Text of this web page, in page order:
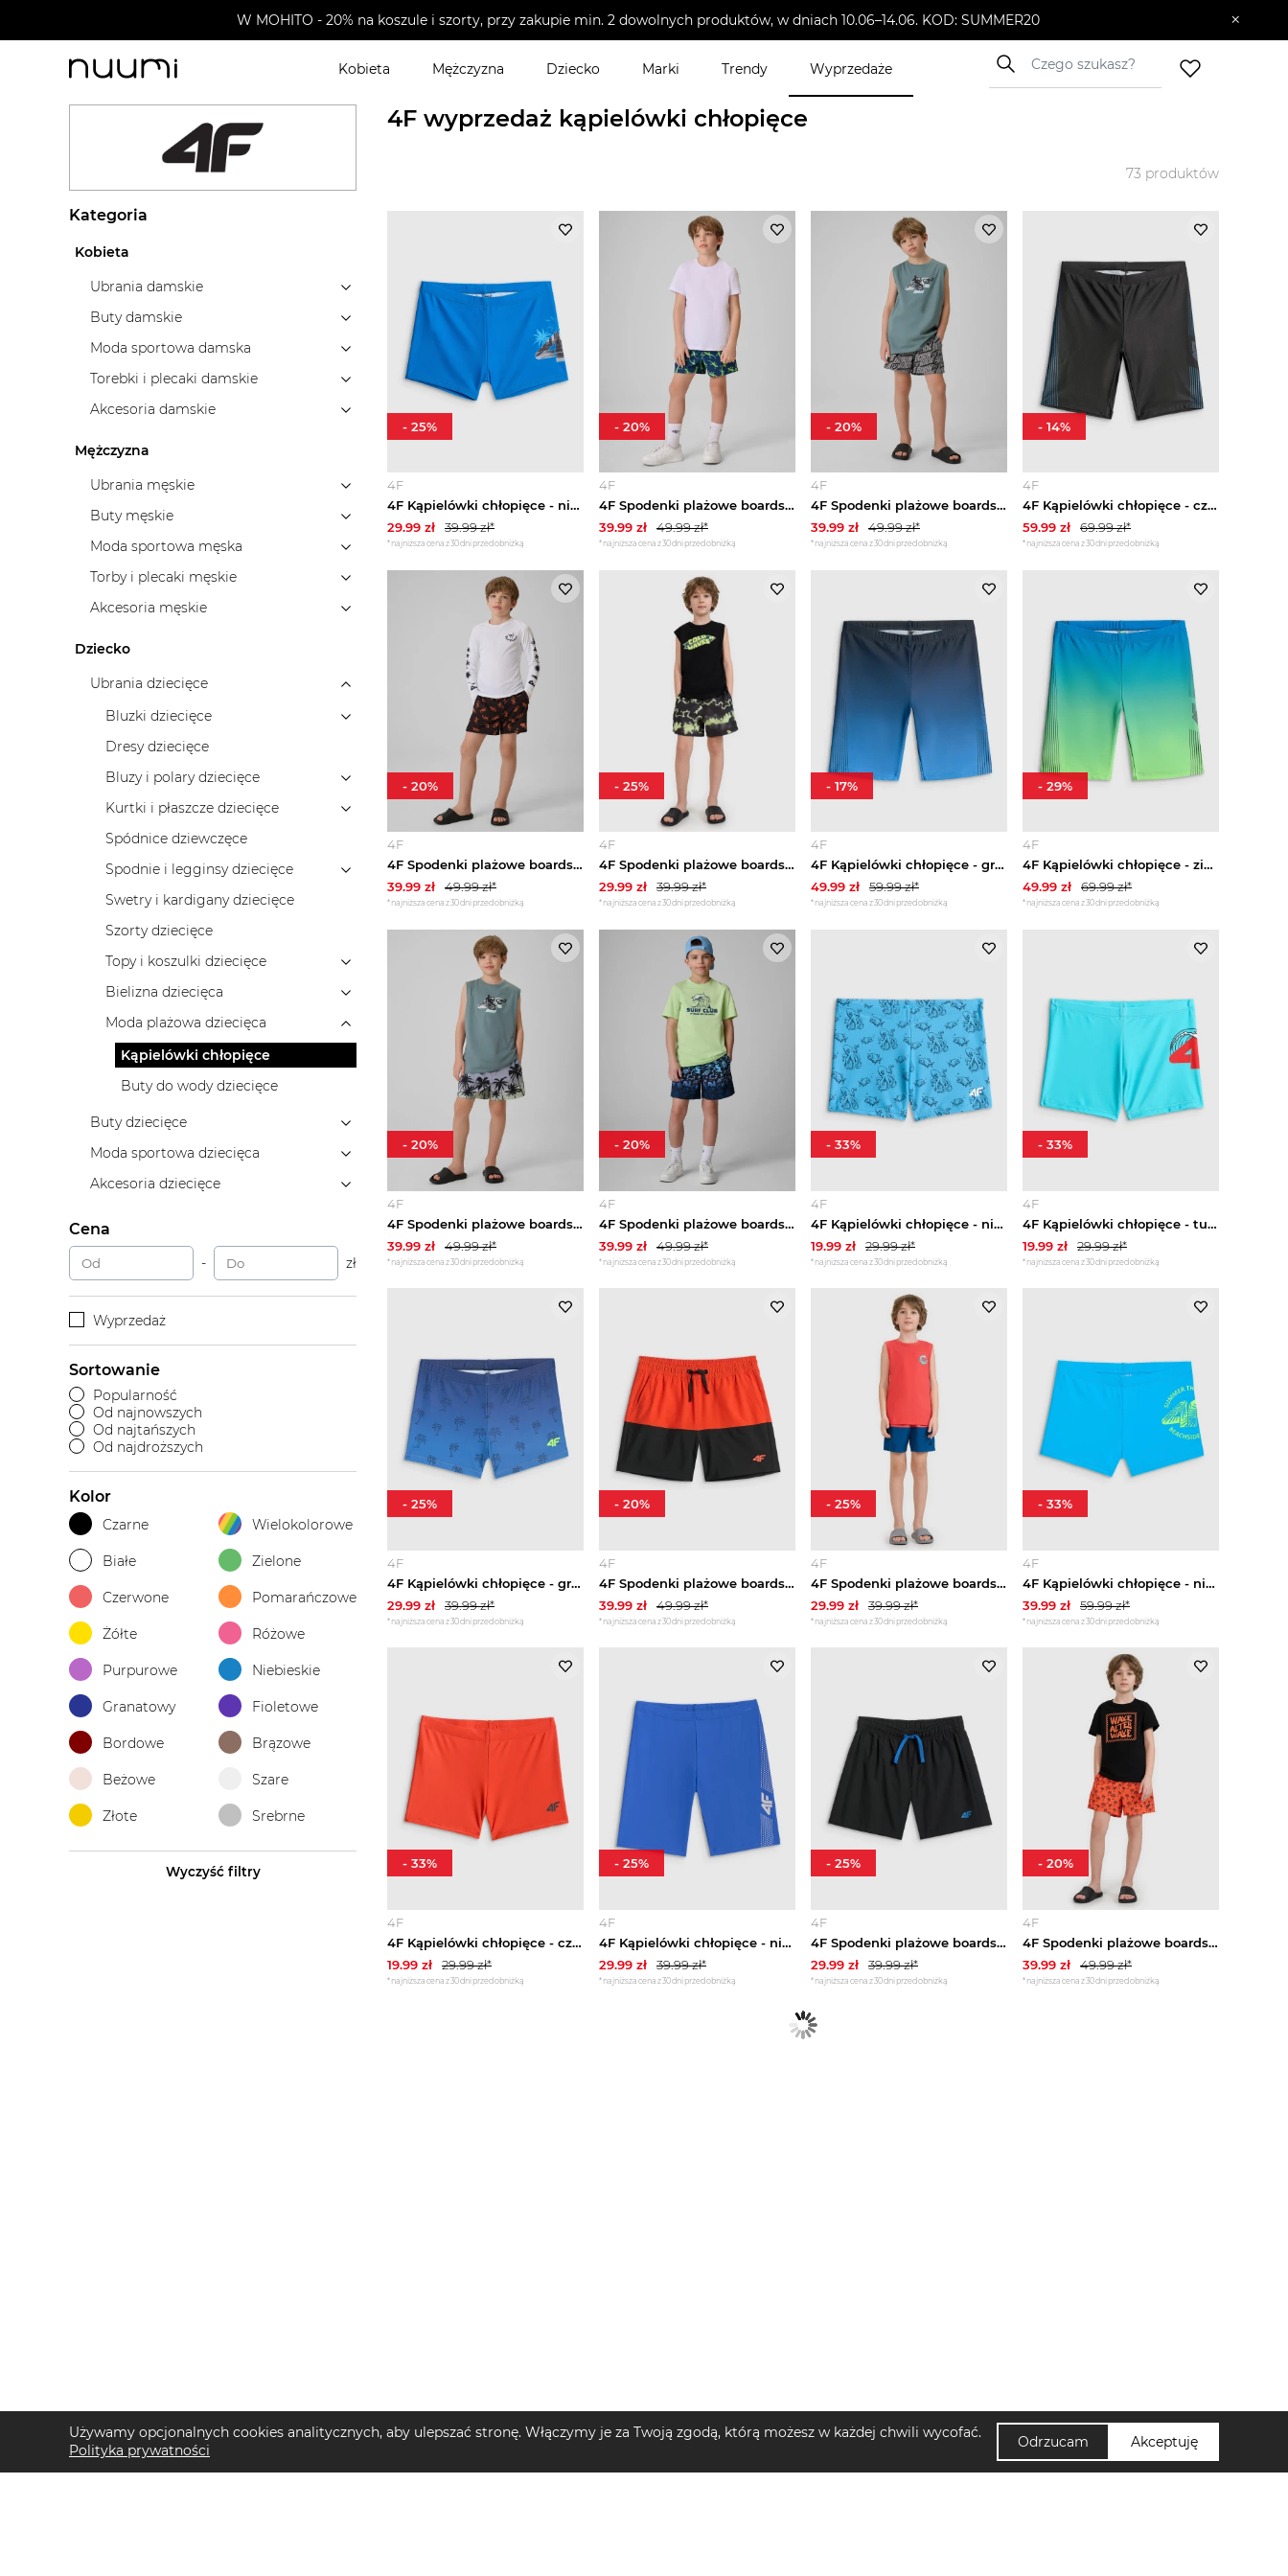
W MOHITO - 20% na koszule i szorty, przy zakupie min. 2 dowolnych produktów, w dniach 10.06–14.06. KOD: SUMMER20 ×
Kobieta Mężczyzna Dziecko Marki Trendy Wyprzedaże
nuumi.pl > Wyprzedaże Moda plażowa dziecięca
Kategoria
Kobieta
Ubrania damskie
Buty damskie
Moda sportowa damska
Torebki i plecaki damskie
Akcesoria damskie
Mężczyzna
Ubrania męskie
Buty męskie
Moda sportowa męska
Torby i plecaki męskie
Akcesoria męskie
Dziecko
Ubrania dziecięce
Bluzki dziecięce
Dresy dziecięce
Bluzy i polary dziecięce
Kurtki i płaszcze dziecięce
Spódnice dziewczęce
Spodnie i legginsy dziecięce
Swetry i kardigany dziecięce
Szorty dziecięce
Topy i koszulki dziecięce
Bielizna dziecięca
Moda plażowa dziecięca
Kąpielówki chłopięce
Buty do wody dziecięce
Buty dziecięce
Moda sportowa dziecięca
Akcesoria dziecięce
Cena
- zł
Wyprzedaż
Sortowanie
Popularność
Od najnowszych
Od najtańszych
Od najdroższych
Kolor
Czarne Wielokolorowe
Białe Zielone
Czerwone Pomarańczowe
Żółte Różowe
Purpurowe Niebieskie
Granatowy Fioletowe
Bordowe Brązowe
Beżowe Szare
Złote Srebrne
Wyczyść filtry
4F wyprzedaż kąpielówki chłopięce
73 produktów
4F
4F Kąpielówki chłopięce - niebieskie 158 / 164 (12-14 lat)
29.99 zł 39.99zł*
*najniższa cena z 30 dni przed obniżką
- 25%
4F
4F Spodenki plażowe boardshorty chłopięce - multikolor 158 / 164 (12-14 lat)
39.99 zł 49.99zł*
*najniższa cena z 30 dni przed obniżką
- 20%
4F
4F Spodenki plażowe boardshorty chłopięce - czarne 146 / 152 (10-12 lat)
39.99 zł 49.99zł*
*najniższa cena z 30 dni przed obniżką
- 20%
4F
4F Kąpielówki chłopięce - czarne 122 / 128 (6-8 lat)
59.99 zł 69.99zł*
*najniższa cena z 30 dni przed obniżką
- 14%
4F
4F Spodenki plażowe boardshorty chłopięce - multikolor 134 / 140 (8-10 lat)
39.99 zł 49.99zł*
*najniższa cena z 30 dni przed obniżką
- 20%
4F
4F Spodenki plażowe boardshorty chłopięce - multikolor 134 / 140 (8-10 lat)
29.99 zł 39.99zł*
*najniższa cena z 30 dni przed obniżką
- 25%
4F
4F Kąpielówki chłopięce - granatowe 134 / 140 (8-10 lat)
49.99 zł 59.99zł*
*najniższa cena z 30 dni przed obniżką
- 17%
4F
4F Kąpielówki chłopięce - zielone 146 / 152 (10-12 lat)
49.99 zł 69.99zł*
*najniższa cena z 30 dni przed obniżką
- 29%
4F
4F Spodenki plażowe boardshorty chłopięce - multikolor 158 / 164 (12-14 lat)
39.99 zł 49.99zł*
*najniższa cena z 30 dni przed obniżką
- 20%
4F
4F Spodenki plażowe boardshorty chłopięce - multikolor 134 / 140 (8-10 lat)
39.99 zł 49.99zł*
*najniższa cena z 30 dni przed obniżką
- 20%
4F
4F Kąpielówki chłopięce - niebieskie 158 / 164 (12-14 lat)
19.99 zł 29.99zł*
*najniższa cena z 30 dni przed obniżką
- 33%
4F
4F Kąpielówki chłopięce - turkusowe 134 / 140 (8-10 lat) Turkusowy
19.99 zł 29.99zł*
*najniższa cena z 30 dni przed obniżką
- 33%
4F
4F Kąpielówki chłopięce - granatowe 158 / 164 (12-14 lat)
29.99 zł 39.99zł*
*najniższa cena z 30 dni przed obniżką
- 25%
4F
4F Spodenki plażowe boardshorty chłopięce - czerwone 122 / 128 (6-8 lat)
39.99 zł 49.99zł*
*najniższa cena z 30 dni przed obniżką
- 20%
4F
4F Spodenki plażowe boardshorty chłopięce - różowe 134 / 140 (8-10 lat) Czerwony
29.99 zł 39.99zł*
*najniższa cena z 30 dni przed obniżką
- 25%
4F
4F Kąpielówki chłopięce - niebieskie 158 / 164 (12-14 lat)
39.99 zł 59.99zł*
*najniższa cena z 30 dni przed obniżką
- 33%
4F
4F Kąpielówki chłopięce - czerwone 122 / 128 (6-8 lat)
19.99 zł 29.99zł*
*najniższa cena z 30 dni przed obniżką
- 33%
4F
4F Kąpielówki chłopięce - niebieskie 122 / 128 (6-8 lat)
29.99 zł 39.99zł*
*najniższa cena z 30 dni przed obniżką
- 25%
4F
4F Spodenki plażowe boardshorty chłopięce - czarne 122 / 128 (6-8 lat)
29.99 zł 39.99zł*
*najniższa cena z 30 dni przed obniżką
- 25%
4F
4F Spodenki plażowe boardshorty chłopięce - pomarańczowe 134 / 140 (8-10 lat)
39.99 zł 49.99zł*
*najniższa cena z 30 dni przed obniżką
- 20%
Używamy opcjonalnych cookies analitycznych, aby ulepszać stronę. Włączymy je za Twoją zgodą, którą możesz w każdej chwili wycofać.
Polityka prywatności
Odrzucam Akceptuję